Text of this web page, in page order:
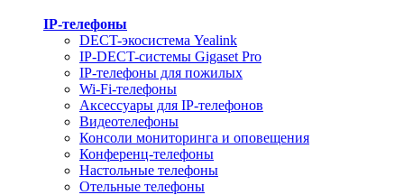
IP-телефоны
DECT-экосистема Yealink
IP-DECT-системы Gigaset Pro
IP-телефоны для пожилых
Wi-Fi-телефоны
Аксессуары для IP-телефонов
Видеотелефоны
Консоли мониторинга и оповещения
Конференц-телефоны
Настольные телефоны
Отельные телефоны